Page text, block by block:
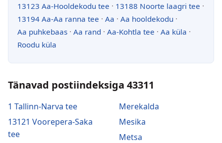
13123 Aa-Hooldekodu tee · 13188 Noorte laagri tee ·
13194 Aa-Aa ranna tee · Aa · Aa hooldekodu ·
Aa puhkebaas · Aa rand · Aa-Kohtla tee · Aa küla ·
Roodu küla
Tänavad postiindeksiga 43311
1 Tallinn-Narva tee
13121 Voorepera-Saka
tee
Merekalda
Mesika
Metsa